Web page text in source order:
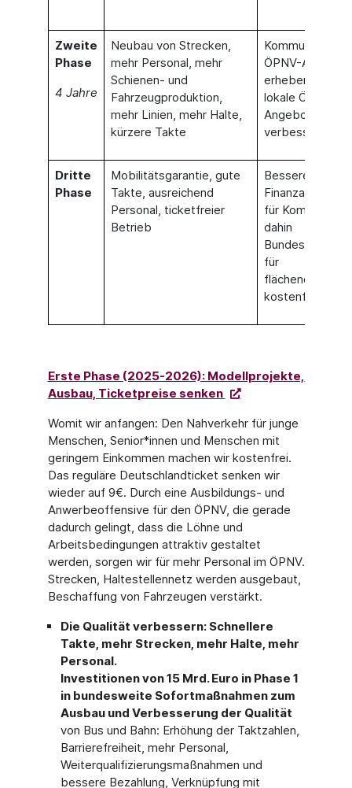
Zweite
Phase
4 Jahre
Neubau von Strecken,
mehr Personal, mehr
Schienen- und
Fahrzeugproduktion,
mehr Linien, mehr Halte,
kürzere Takte
Kommunen
ÖPNV-Abgabe
erheben, um
lokale ÖPNV-
Angebot zu
verbessern.
Dritte
Phase
Mobilitätsgarantie, gute
Takte, ausreichend
Personal, ticketfreier
Betrieb
Bessere
für Kommunen,
dahin
für
kostenfreien
Erste Phase (2025-2026): Modellprojekte,
Ausbau, Ticketpreise senken
Womit wir anfangen: Den Nahverkehr für junge
Menschen, Senior*innen und Menschen mit
geringem Einkommen machen wir kostenfrei.
Das reguläre Deutschlandticket senken wir
wieder auf 9€. Durch eine Ausbildungs- und
Anwerbeoffensive für den ÖPNV, die gerade
dadurch gelingt, dass die Löhne und
Arbeitsbedingungen attraktiv gestaltet
werden, sorgen wir für mehr Personal im ÖPNV.
Strecken, Haltestellennetz werden ausgebaut,
Beschaffung von Fahrzeugen verstärkt.
Die Qualität verbessern: Schnellere
Takte, mehr Strecken, mehr Halte, mehr
Personal.
Investitionen von 15 Mrd. Euro in Phase 1
in bundesweite Sofortmaßnahmen zum
Ausbau und Verbesserung der Qualität
von Bus und Bahn: Erhöhung der Taktzahlen,
Barrierefreiheit, mehr Personal,
Weiterqualifizierungsmaßnahmen und
bessere Bezahlung, Verknüpfung mit